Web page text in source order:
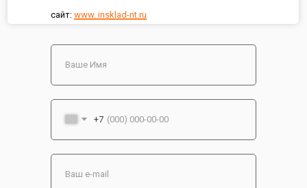
сайт: www. insklad-nt.ru
+7